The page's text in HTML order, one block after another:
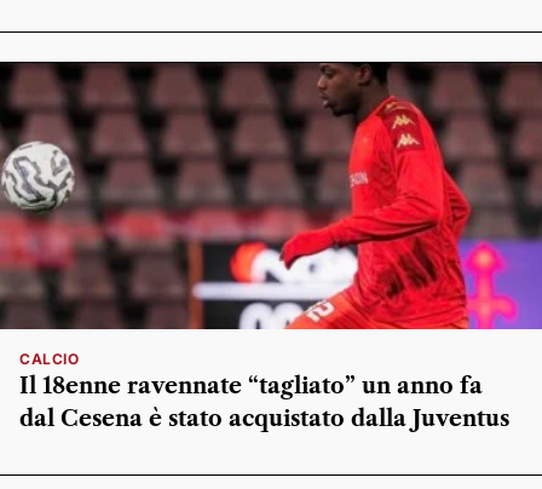
CALCIO
Il 18enne ravennate “tagliato” un anno fa
dal Cesena è stato acquistato dalla Juventus